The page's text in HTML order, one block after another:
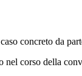
concreto da
nel corso della